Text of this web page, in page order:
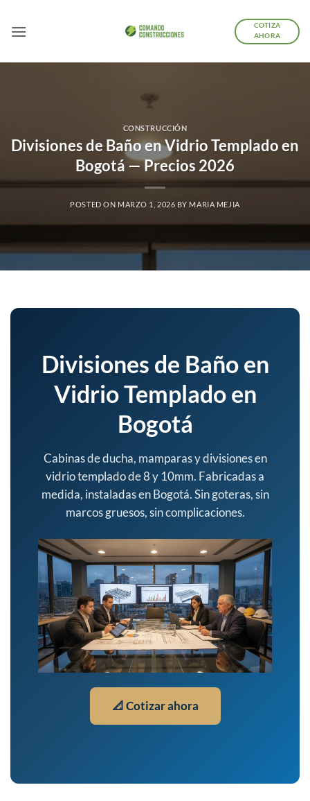
COTIZA
AHORA
CONSTRUCCIÓN
Divisiones de Baño en Vidrio Templado en
Bogotá — Precios 2026
POSTED ON MARZO 1, 2026 BY MARIA MEJIA
Divisiones de Baño en
Vidrio Templado en
Bogotá
Cabinas de ducha, mamparas y divisiones en
vidrio templado de 8 y 10mm. Fabricadas a
medida, instaladas en Bogotá. Sin goteras, sin
marcos gruesos, sin complicaciones.
📐 Cotizar ahora